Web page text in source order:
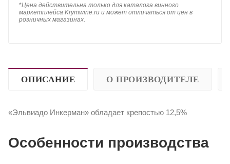
*Цена действительна только для каталога винного
маркетплейса Krymwine.ru и может отличаться от цен в
розничных магазинах.
ОПИСАНИЕ О ПРОИЗВОДИТЕЛЕ
«Эльвиадо Инкерман» обладает крепостью 12,5%
Особенности производства